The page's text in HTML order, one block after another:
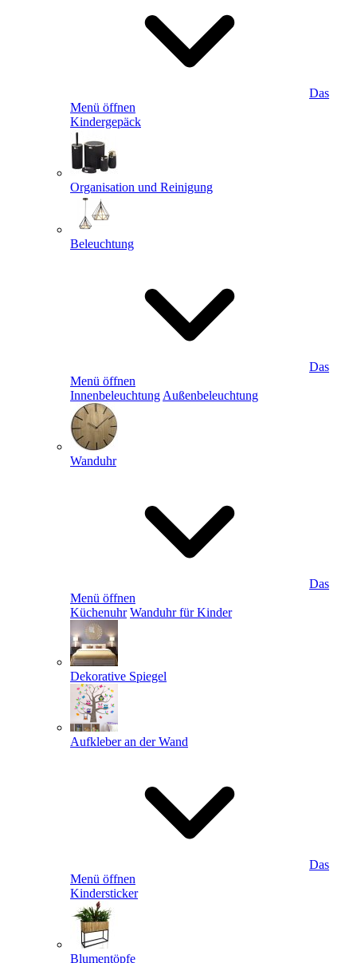
Das
Menü öffnen
Kindergepäck
Organisation und Reinigung
Beleuchtung
Das
Menü öffnen
Innenbeleuchtung Außenbeleuchtung
Wanduhr
Das
Menü öffnen
Küchenuhr Wanduhr für Kinder
Dekorative Spiegel
Aufkleber an der Wand
Das
Menü öffnen
Kindersticker
Blumentöpfe